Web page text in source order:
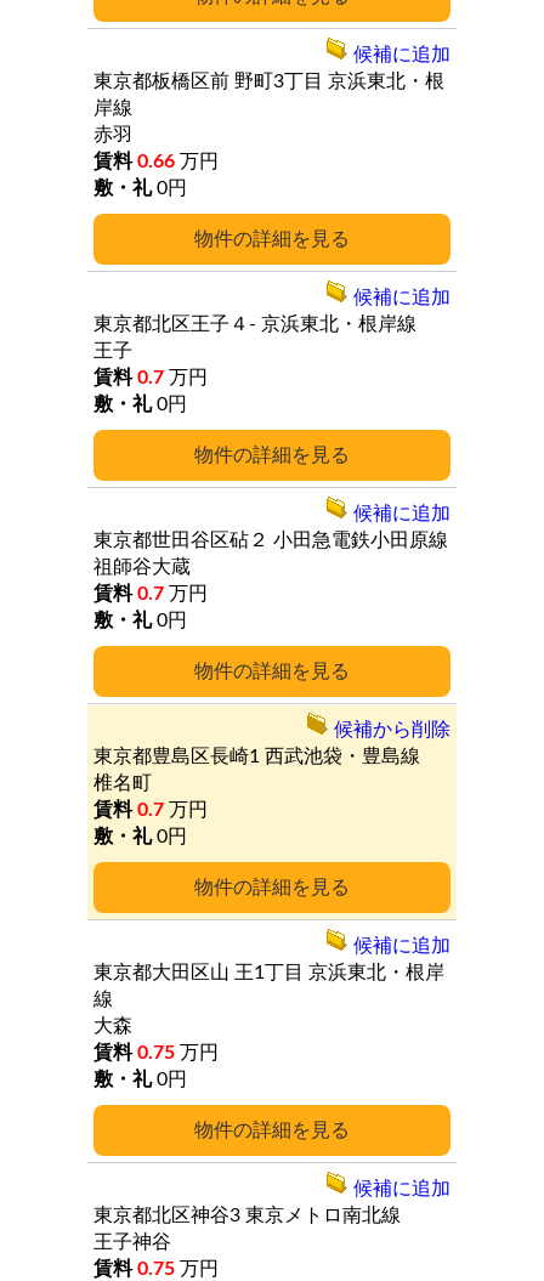
詳細
東京都板橋区前 野町3丁目 京浜東北・根
岸線
赤羽
0.66 万円
0円
候補に追加
詳細
東京都北区王子４- 京浜東北・根岸線
王子
0.7 万円
0円
候補に追加
詳細
東京都世田谷区砧２ 小田急電鉄小田原線
祖師谷大蔵
0.7 万円
0円
候補に追加
詳細
東京都豊島区長崎1 西武池袋・豊島線
椎名町
0.7 万円
0円
候補から削除
詳細
東京都大田区山 王1丁目 京浜東北・根岸
線
大森
0.75 万円
0円
候補に追加
東京都北区神谷3 東京メトロ南北線
王子神谷
0.75 万円
候補に追加